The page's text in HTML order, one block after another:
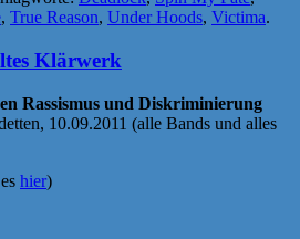
, True Reason, Under Hoods, Victima.
Klärwerk
Rassismus und Diskriminierung
10.09.2011 (alle Bands und alles
hier)